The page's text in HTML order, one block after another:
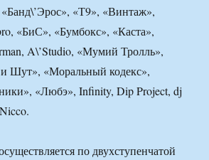
«Т9», «Винтаж»,
«БиС», «Бумбокс», «Каста»,
A\’Studio, «Мумий Тролль»,
Шут», «Моральный кодекс»,
«Любэ», Infinity, Dip Project, dj
по двухступенчатой